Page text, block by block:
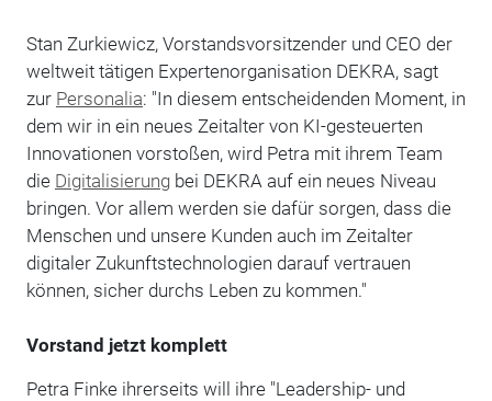
Stan Zurkiewicz, Vorstandsvorsitzender und CEO der
weltweit tätigen Expertenorganisation DEKRA, sagt
zur Personalia: "In diesem entscheidenden Moment, in
dem wir in ein neues Zeitalter von KI-gesteuerten
Innovationen vorstoßen, wird Petra mit ihrem Team
die Digitalisierungbei DEKRA auf ein neues Niveau
bringen. Vor allem werden sie dafür sorgen, dass die
Menschen und unsere Kunden auch im Zeitalter
digitaler Zukunftstechnologien darauf vertrauen
können, sicher durchs Leben zu kommen."
Vorstand jetzt komplett
Petra Finke ihrerseits will ihre "Leadership- und